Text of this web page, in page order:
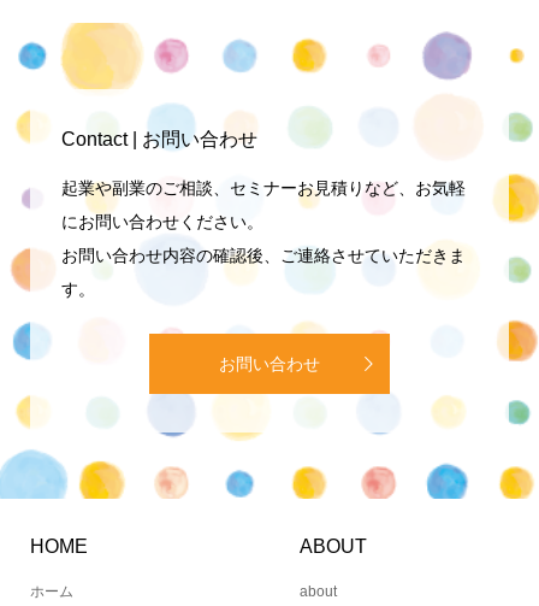
Contact | お問い合わせ
起業や副業のご相談、セミナーお見積りなど、お気軽
にお問い合わせください。
お問い合わせ内容の確認後、ご連絡させていただきま
す。
お問い合わせ
HOME
ホーム
ABOUT
about